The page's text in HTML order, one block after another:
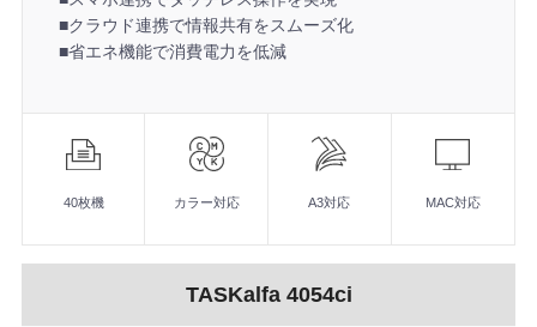
■クラウド連携で情報共有をスムーズ化
■省エネ機能で消費電力を低減
■連続複写速度：カラー、モノクロともに40枚/分
■スマホ連携でタッチレス操作を実現
■省エネ機能で消費電力を低減
40枚機 カラー対応 A3対応 MAC対応
TASKalfa 4054ci